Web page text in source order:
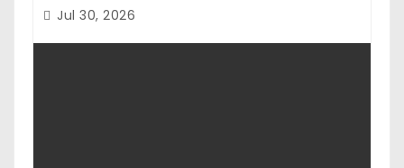
Jul 30, 2026